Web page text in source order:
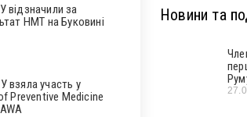
за
НМТ на Буковині
участь у
Preventive Medicine
Новини та